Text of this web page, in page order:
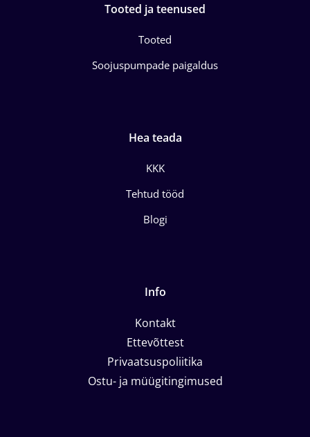
Tooted ja teenused
Tooted
Soojuspumpade paigaldus
Hea teada
KKK
Tehtud tööd
Blogi
Info
Kontakt
Ettevõttest
Privaatsuspoliitika
Ostu- ja müügitingimused